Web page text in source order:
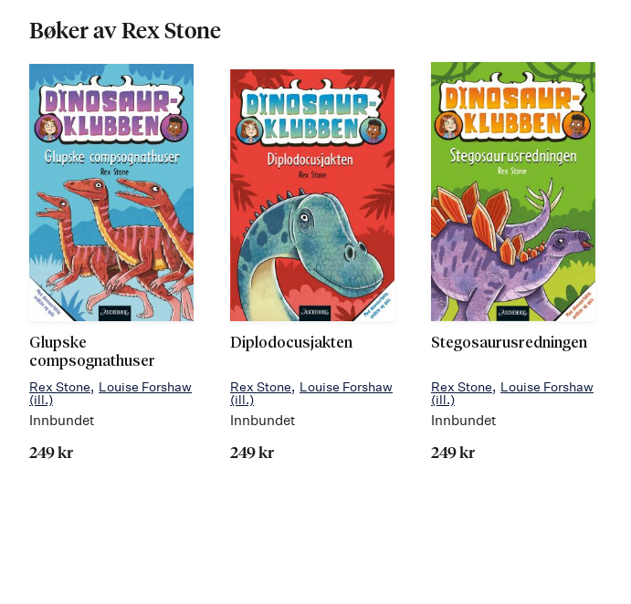
Bøker av Rex Stone
Glupske
compsognathuser
Rex Stone
Louise Forshaw
(ill.)
Innbundet
249 kr
Diplodocusjakten
Rex Stone
Louise Forshaw
(ill.)
Innbundet
249 kr
Stegosaurusredningen
Rex Stone
Louise Forshaw
(ill.)
Innbundet
249 kr